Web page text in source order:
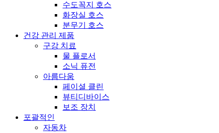
수도꼭지 호스
화장실 호스
분무기 호스
건강 관리 제품
구강 치료
물 플로서
소닉 퓨전
아름다움
페이셜 클린
뷰티디바이스
보조 장치
포괄적인
자동차